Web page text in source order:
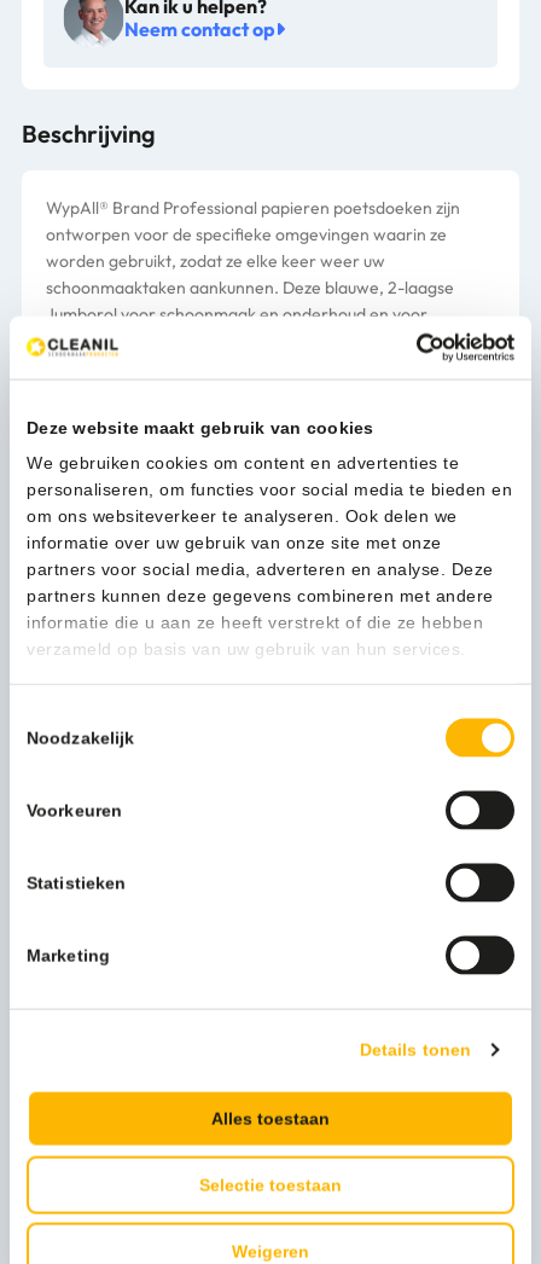
Deze website maakt gebruik van cookies
We gebruiken cookies om content en advertenties te
personaliseren, om functies voor social media te bieden en
om ons websiteverkeer te analyseren. Ook delen we
informatie over uw gebruik van onze site met onze
partners voor social media, adverteren en analyse. Deze
partners kunnen deze gegevens combineren met andere
informatie die u aan ze heeft verstrekt of die ze hebben
verzameld op basis van uw gebruik van hun services.
Noodzakelijk
Voorkeuren
Statistieken
Marketing
Details tonen
Alles toestaan
Selectie toestaan
Weigeren
7300
Kan ik u helpen?
Neem contact op
Beschrijving
WypAll® Brand Professional papieren poetsdoeken zijn
ontworpen voor de specifieke omgevingen waarin ze
worden gebruikt, zodat ze elke keer weer uw
schoonmaaktaken aankunnen. Deze blauwe, 2-laagse
Jumborol voor schoonmaak en onderhoud en voor
eenmalig gebruik is een veelzijdige grote rol, ontworpen
voor een groot aantal reinigings- en poetstaken. Deze rol is
unieke Airflex™ technologie zorgt voor uitzonderlijke
met de mobiele of gemonteerde jumborol dispensers van
Kimberly-Clark Professional™ (61540 en 61550). Individuele
velgrootte: 38 cm (L) x 23,5 cm (B).
Meer productinformatie
Kleur blauw
Afmeting 38 x 23,5 cm
Merk
Stel een vraag